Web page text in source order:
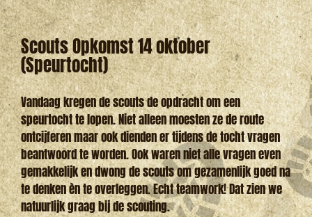
Scouts Opkomst 14 oktober
(Speurtocht)
Vandaag kregen de scouts de opdracht om een
speurtocht te lopen. Niet alleen moesten ze de route
ontcijferen maar ook dienden er tijdens de tocht vragen
beantwoord te worden. Ook waren niet alle vragen even
gemakkelijk en dwong de scouts om gezamenlijk goed na
te denken èn te overleggen. Echt teamwork! Dat zien we
natuurlijk graag bij de scouting.